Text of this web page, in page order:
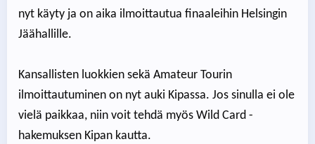
nyt käyty ja on aika ilmoittautua finaaleihin Helsingin
Jäähallille.
Kansallisten luokkien sekä Amateur Tourin
ilmoittautuminen on nyt auki Kipassa. Jos sinulla ei ole
vielä paikkaa, niin voit tehdä myös Wild Card -
hakemuksen Kipan kautta.